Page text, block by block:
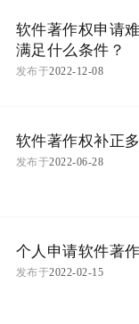
软件著作权申请
满足什么条件？
发布于2022-12-08
软件著作权补正
发布于2022-06-28
个人申请软件著
发布于2022-02-15